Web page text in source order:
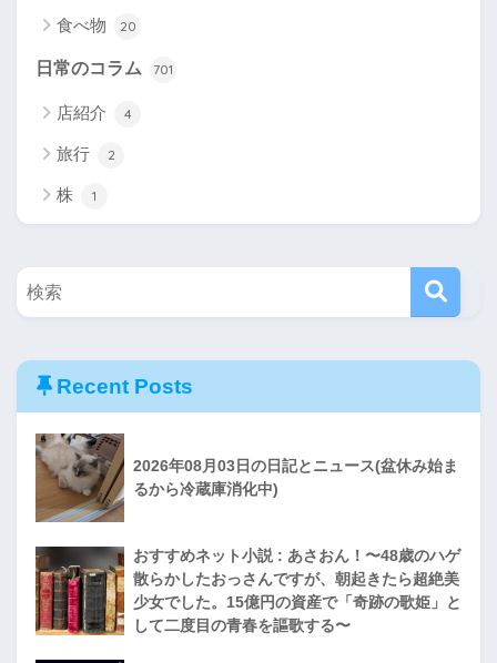
食べ物 20
日常のコラム 701
店紹介 4
旅行 2
株 1
Recent Posts
2026年08月03日の日記とニュース(盆休み始ま
るから冷蔵庫消化中)
おすすめネット小説 : あさおん！〜48歳のハゲ
散らかしたおっさんですが、朝起きたら超絶美
少女でした。15億円の資産で「奇跡の歌姫」と
して二度目の青春を謳歌する〜